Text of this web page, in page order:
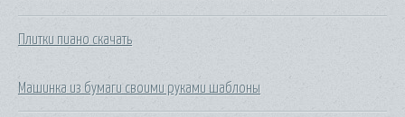
Плитки пиано скачать
Машинка из бумаги своими руками шаблоны